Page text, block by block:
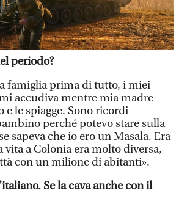
periodo?
famiglia prima di tutto, i miei
accudiva mentre mia madre
e le spiagge. Sono ricordi
perché potevo stare sulla
sapeva che io ero un Masala. Era
vita a Colonia era molto diversa,
con un milione di abitanti».
Se la cava anche con il